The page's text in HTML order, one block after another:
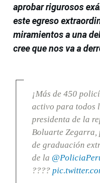
aprobar rigurosos
este egreso
miramientos a una
cree que nos va a
¡Más de 450
activo para todos
presidenta de la
Boluarte Zegarra,
de graduación
de la
????